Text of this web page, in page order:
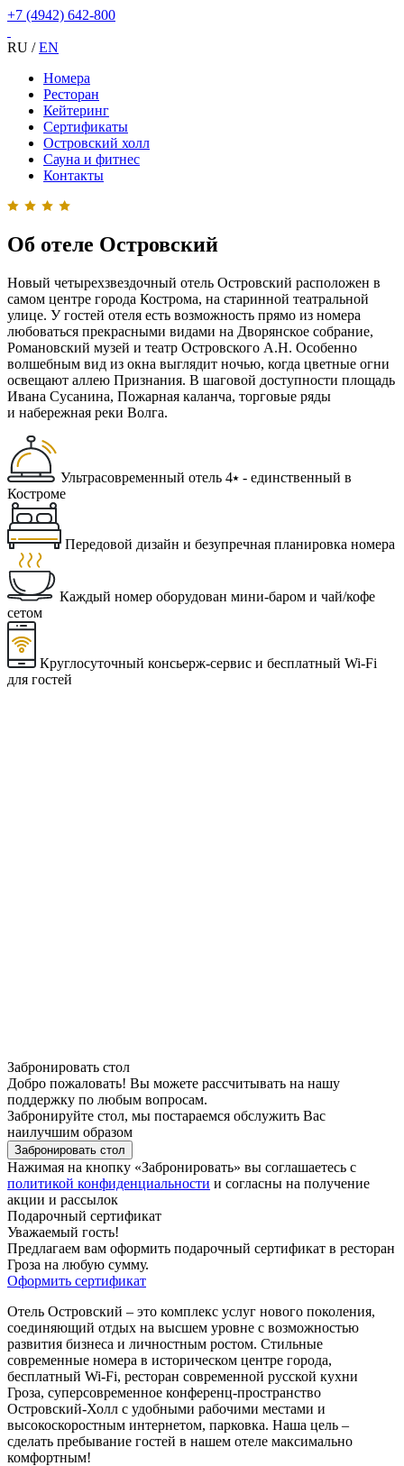
+7 (4942) 642-800
RU /EN
Номера
Ресторан
Кейтеринг
Сертификаты
Островский холл
Сауна и фитнес
Контакты
Об отеле Островский
Новый четырехзвездочный отель Островский расположен в
самом центре города Кострома, на старинной театральной
улице. У гостей отеля есть возможность прямо из номера
любоваться прекрасными видами на Дворянское собрание,
Романовский музей и театр Островского А.Н. Особенно
волшебным вид из окна выглядит ночью, когда цветные огни
освещают аллею Признания. В шаговой доступности площадь
Ивана Сусанина, Пожарная каланча, торговые ряды
и набережная реки Волга.
Ультрасовременный отель 4⭑ - единственный в
Костроме
Передовой дизайн и безупречная планировка номера
Каждый номер оборудован мини-баром и чай/кофе
сетом
Круглосуточный консьерж-сервис и бесплатный Wi-Fi
для гостей
Забронировать стол
Добро пожаловать! Вы можете рассчитывать на нашу
поддержку по любым вопросам.
Забронируйте стол, мы постараемся обслужить Bac
наилучшим образом
Забронировать стол
Нажимая на кнопку «Забронировать» вы соглашаетесь с
политикой конфиденциальности и согласны на получение
акции и рассылок
Подарочный сертификат
Уважаемый гость!
Предлагаем вам оформить подарочный сертификат в ресторан
Гроза на любую сумму.
Оформить сертификат
Отель Островский – это комплекс услуг нового поколения,
соединяющий отдых на высшем уровне с возможностью
развития бизнеса и личностным ростом. Стильные
современные номера в историческом центре города,
бесплатный Wi-Fi, ресторан современной русской кухни
Гроза, суперсовременное конференц-пространство
Островский-Холл с удобными рабочими местами и
высокоскоростным интернетом, парковка. Наша цель –
сделать пребывание гостей в нашем отеле максимально
комфортным!